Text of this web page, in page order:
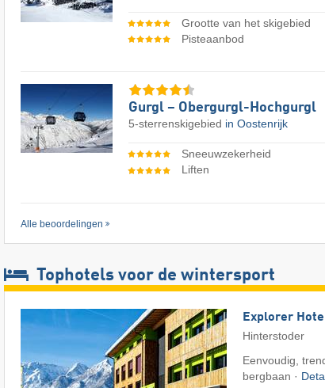
Grootte van het skigebied
Pisteaanbod
Gurgl – Obergurgl-Hochgurgl
5-sterrenskigebied in Oostenrijk
Sneeuwzekerheid
Liften
Alle beoordelingen
Tophotels voor de wintersport
Explorer
Hinterstoder
Eenvoudig,
bergbaan ·